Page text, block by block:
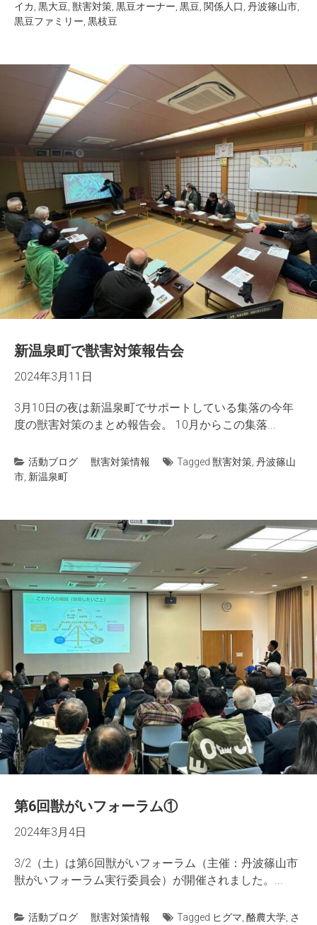
イカ 黒大豆 獣害対策 黒豆オーナー 黒豆 関係人口 丹波篠山市
黒豆ファミリー 黒枝豆
新温泉町で獣害対策報告会
2024年3月11日
3月10日の夜は新温泉町でサポートしている集落の今年
度の獣害対策のまとめ報告会。 10月からこの集落...
活動ブログ 獣害対策情報 Tagged 獣害対策 丹波篠山
市 新温泉町
第6回獣がいフォーラム①
2024年3月4日
3/2（土）は第6回獣がいフォーラム（主催：丹波篠山市
獣がいフォーラム実行委員会）が開催されました。...
活動ブログ 獣害対策情報 Tagged ヒグマ 酪農大学 さ